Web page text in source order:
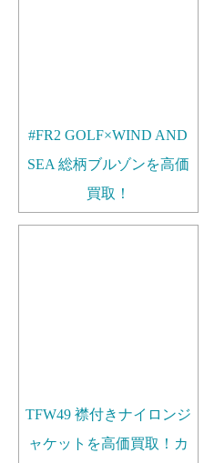
#FR2 GOLF×WIND AND
SEA 総柄ブルゾンを高価
買取！
TFW49 襟付きナイロンジ
ャケットを高価買取！カ